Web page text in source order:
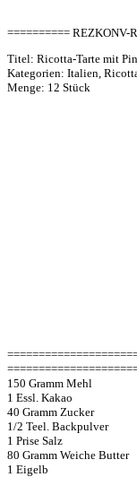
========== REZKONV-
Titel: Ricotta-Tarte mit
Kategorien: Italien,
Menge: 12 Stück
150 Gramm Mehl
1 Essl. Kakao
40 Gramm Zucker
1/2 Teel. Backpulver
1 Prise Salz
80 Gramm Weiche Butter
1 Eigelb